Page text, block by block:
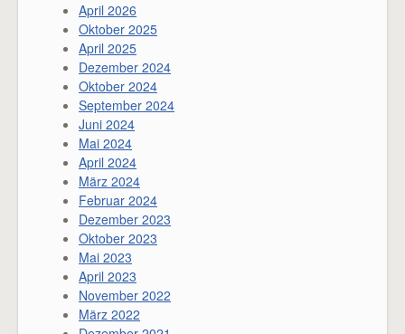
April 2026
Oktober 2025
April 2025
Dezember 2024
Oktober 2024
September 2024
Juni 2024
Mai 2024
April 2024
März 2024
Februar 2024
Dezember 2023
Oktober 2023
Mai 2023
April 2023
November 2022
März 2022